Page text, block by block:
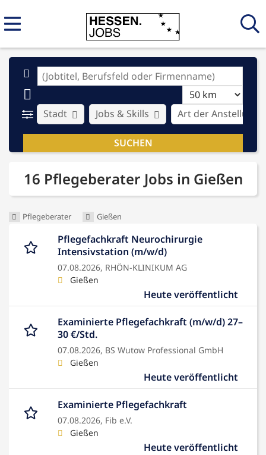
Stadt Art der Anstellung
Jobs & Skills
16 Pflegeberater Jobs in Gießen
Pflegeberater Gießen
Pflegefachkraft Neurochirurgie
Intensivstation (m/w/d)
07.08.2026, RHÖN-KLINIKUM AG
Gießen
Heute veröffentlicht
Examinierte Pflegefachkraft (m/w/d) 27–
30 €/Std.
07.08.2026, BS Wutow Professional GmbH
Gießen
Heute veröffentlicht
Examinierte Pflegefachkraft
07.08.2026, Fib e.V.
Gießen
Heute veröffentlicht